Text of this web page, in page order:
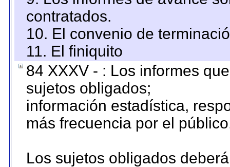
contratados.
10. El convenio de
11. El finiquito
84 XXXV - : Los informes
sujetos obligados;
información estadística,
más frecuencia por el
Los sujetos obligados